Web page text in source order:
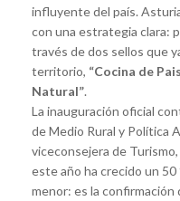
influyente del país.
con una estrategia clara:
través de dos sellos que
territorio, “Cocina de
Natural”.
La inauguración oficial
de Medio Rural y Política
viceconsejera de
este año ha crecido un
menor: es la confirmación